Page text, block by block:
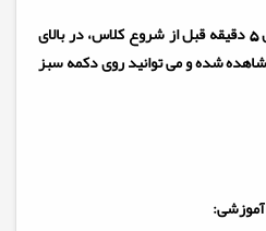
جهت صهولت دسترسی به کلاس 5 دقیقه قبل از شروع کلاس، در بالای
شده و می توانید روی دکمه سبز